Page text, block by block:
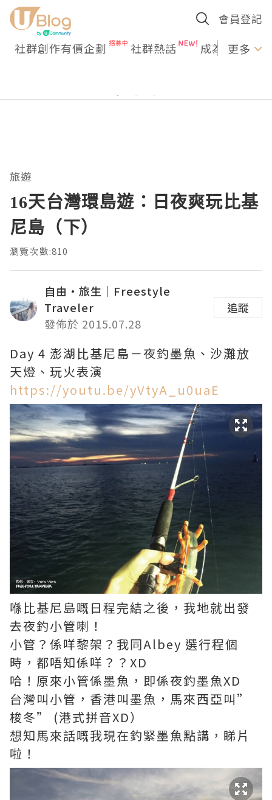
會員登記
社群創作有價企劃 社群熱話 成為U更多
旅遊
16天台灣環島遊：日夜爽玩比基
尼島（下）
瀏覽次數:810
自由・旅生｜Freestyle
Traveler
發佈於 2015.07.28
追蹤
Day 4 澎湖比基尼島－夜釣墨魚、沙灘放
天燈、玩火表演
https://youtu.be/yVtyA_u0uaE
喺比基尼島嘅日程完結之後，我地就出發
去夜釣小管喇！
小管？係咩黎架？我同Albey 選行程個
時，都唔知係咩？？XD
哈！原來小管係墨魚，即係夜釣墨魚XD
台灣叫小管，香港叫墨魚，馬來西亞叫”
梭冬” (港式拼音XD）
想知馬來話嘅我現在釣緊墨魚點講，睇片
啦！